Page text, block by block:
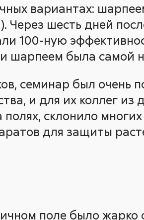
вариантах:
Через шесть дней
100-ную
шарпеем была самой
семинар был очень
и для их коллег из
склонило
для защиты
поле было жарко